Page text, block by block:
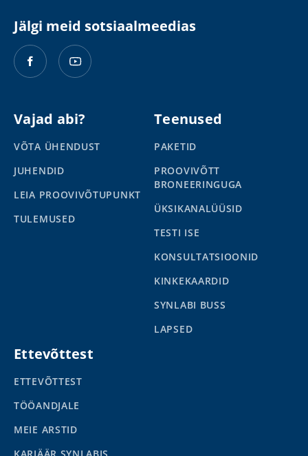
Jälgi meid sotsiaalmeedias
Vajad abi?
VÕTA ÜHENDUST
JUHENDID
LEIA PROOVIVÕTUPUNKT
TULEMUSED
Teenused
PAKETID
PROOVIVÕTT
BRONEERINGUGA
ÜKSIKANALÜÜSID
TESTI ISE
KONSULTATSIOONID
KINKEKAARDID
SYNLABI BUSS
LAPSED
Ettevõttest
ETTEVÕTTEST
TÖÖANDJALE
MEIE ARSTID